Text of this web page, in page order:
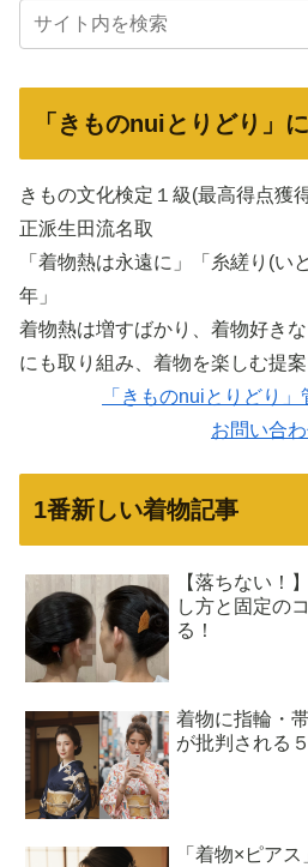
「きものnuiとりどり」
きもの文化検定１級(最高得点獲
正派生田流名取
「着物熱は永遠に」「糸縒り(い
年」
着物熱は増すばかり、着物好き
にも取り組み、着物を楽しむ提案
「きものnuiとりどり
お問い合
1番新しい着物記事
【落ちない！
し方と固定の
る！
着物に指輪・
が批判される
「着物×ピア